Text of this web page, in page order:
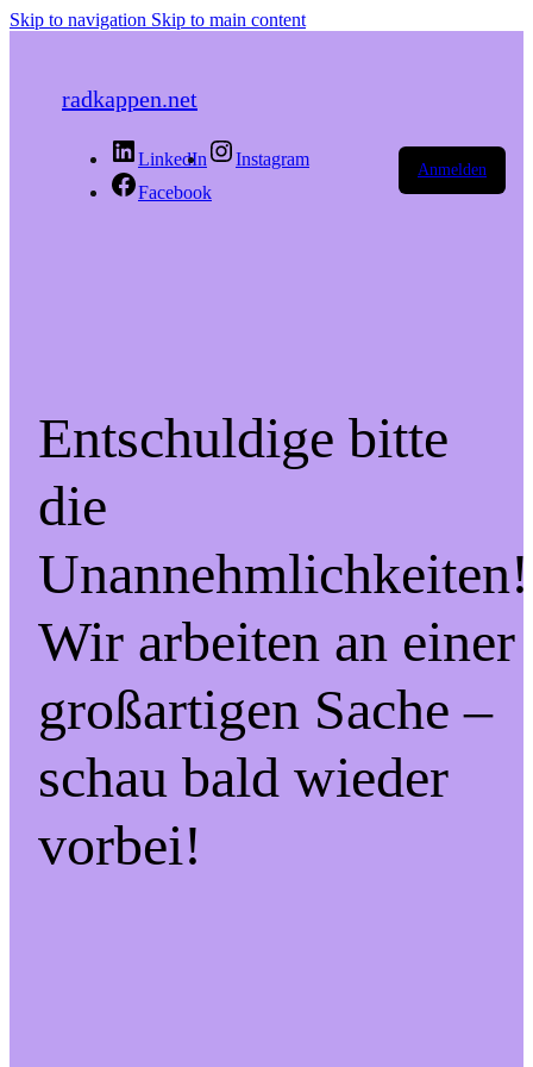
Skip to navigation Skip to main content
radkappen.net
LinkedIn
Instagram
Facebook
Anmelden
Entschuldige bitte
die
Unannehmlichkeiten!
Wir arbeiten an einer
großartigen Sache –
schau bald wieder
vorbei!